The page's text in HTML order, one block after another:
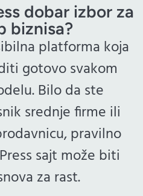
dobar izbor za
biznisa?
platforma koja
gotovo svakom
Bilo da ste
srednje firme ili
pravilno
sajt može biti
za rast.